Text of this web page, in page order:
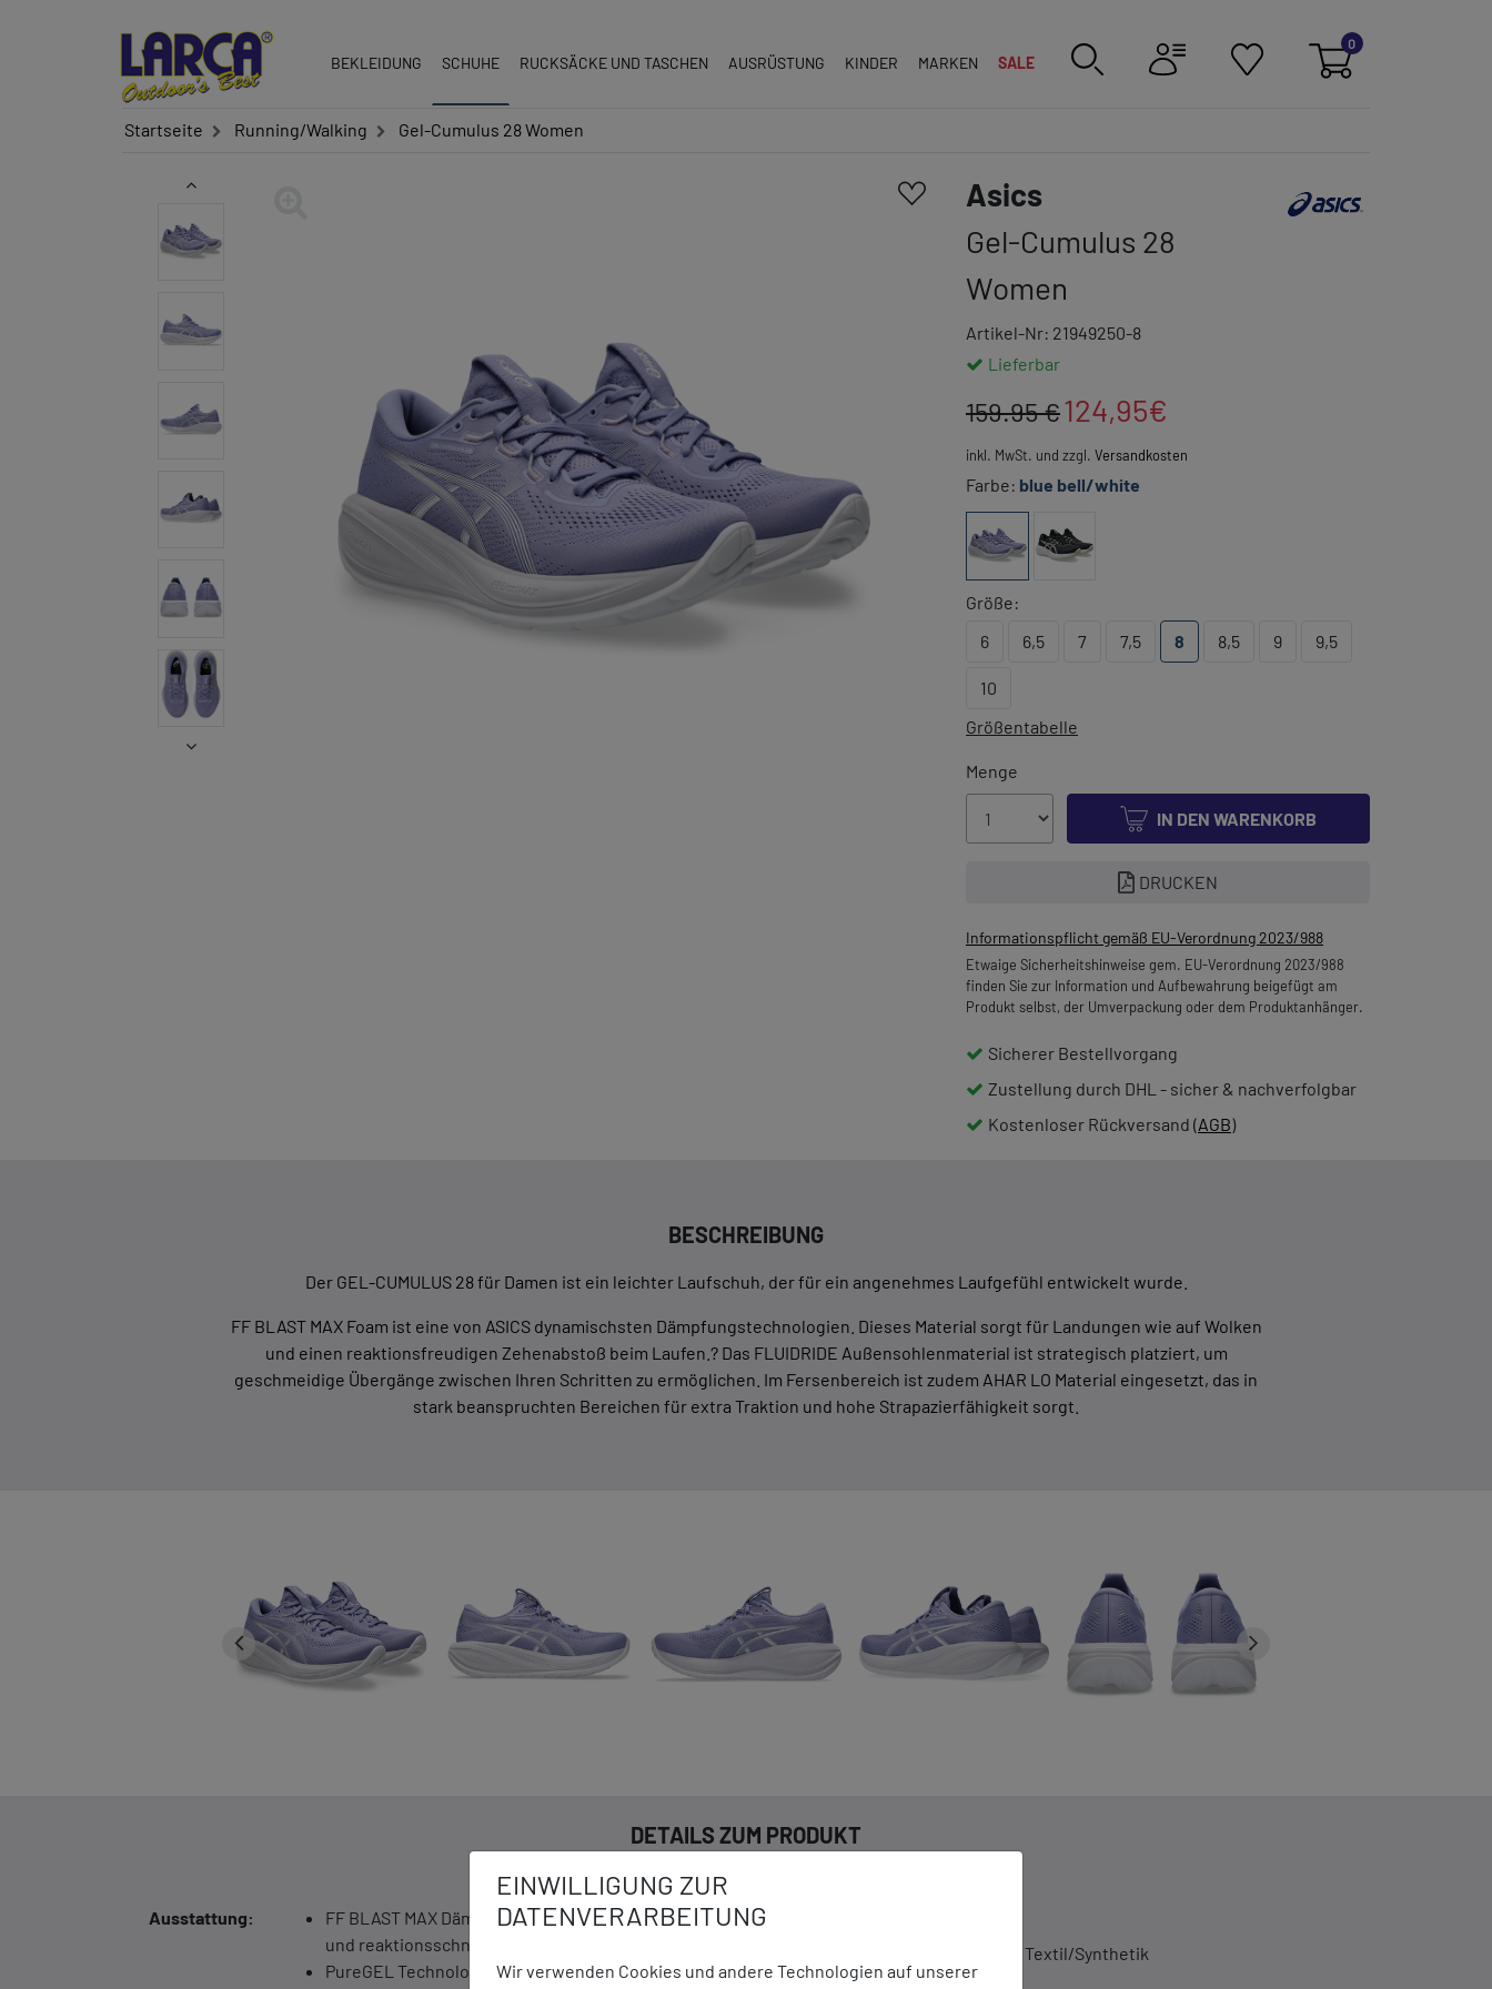
EINWILLIGUNG ZUR
DATENVERARBEITUNG
Wir verwenden Cookies und andere Technologien auf unserer
0
BEKLEIDUNG SCHUHE RUCKSÄCKE UND TASCHEN AUSRÜSTUNG KINDER MARKEN SALE
Startseite Running/Walking Gel-Cumulus 28 Women
Asics
Gel-Cumulus 28
Women
Artikel-Nr: 21949250-8
Lieferbar
159.95 €124,95€
inkl. MwSt. und zzgl. Versandkosten
Farbe: blue bell/white
Größe:
6
6,5 7 7,5 8 8,5 9 9,5
10
Größentabelle
Menge
IN DEN WARENKORB
DRUCKEN
Informationspflicht gemäß EU-Verordnung 2023/988
Etwaige Sicherheitshinweise gem. EU-Verordnung 2023/988
finden Sie zur Information und Aufbewahrung beigefügt am
Produkt selbst, der Umverpackung oder dem Produktanhänger.
Sicherer Bestellvorgang
Zustellung durch DHL - sicher & nachverfolgbar
Kostenloser Rückversand (AGB)
BESCHREIBUNG
Der GEL-CUMULUS 28 für Damen ist ein leichter Laufschuh, der für ein angenehmes Laufgefühl entwickelt wurde.
FF BLAST MAX Foam ist eine von ASICS dynamischsten Dämpfungstechnologien. Dieses Material sorgt für Landungen wie auf Wolken
und einen reaktionsfreudigen Zehenabstoß beim Laufen.? Das FLUIDRIDE Außensohlenmaterial ist strategisch platziert, um
geschmeidige Übergänge zwischen Ihren Schritten zu ermöglichen. Im Fersenbereich ist zudem AHAR LO Material eingesetzt, das in
stark beanspruchten Bereichen für extra Traktion und hohe Strapazierfähigkeit sorgt.
DETAILS ZUM PRODUKT
Ausstattung:
FF BLAST MAX Dämpfung: wolkenartige Softness
und reaktionsschnelle Energierückführung
PureGEL Technologie: 65% softer im Vergleich zur
Marke:
Obermaterial: Textil/Synthetik
Futter: Textil